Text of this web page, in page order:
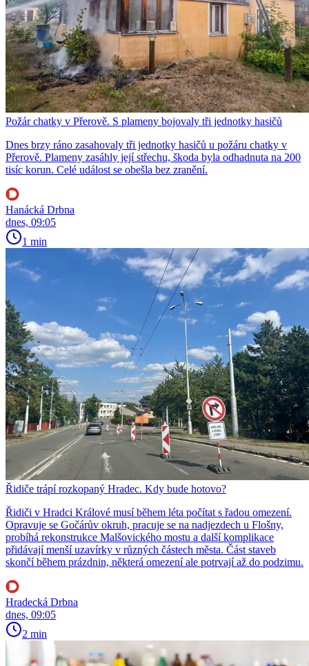
Požár chatky v Přerově. S plameny bojovaly tři jednotky hasičů
Dnes brzy ráno zasahovaly tři jednotky hasičů u požáru chatky v
Přerově. Plameny zasáhly její střechu, škoda byla odhadnuta na 200
tisíc korun. Celé událost se obešla bez zranění.
Hanácká Drbna
dnes, 09:05
1 min
Řidiče trápí rozkopaný Hradec. Kdy bude hotovo?
Řidiči v Hradci Králové musí během léta počítat s řadou omezení.
Opravuje se Gočárův okruh, pracuje se na nadjezdech u Flošny,
probíhá rekonstrukce Malšovického mostu a další komplikace
přidávají menší uzavírky v různých částech města. Část staveb
skončí během prázdnin, některá omezení ale potrvají až do podzimu.
Hradecká Drbna
dnes, 09:05
2 min